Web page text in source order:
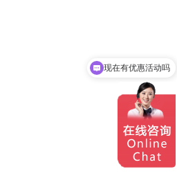
现在有优惠活动吗